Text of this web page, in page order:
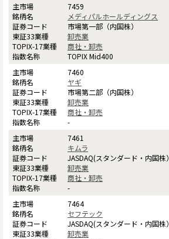
7459
メディパルホールディングス
市場第一部（内国株）
卸売業
商社・卸売
TOPIX Mid400
7460
ヤギ
市場第二部（内国株）
卸売業
商社・卸売
-
7461
キムラ
JASDAQ(スタンダード・内国株）
卸売業
商社・卸売
-
7464
セフテック
JASDAQ(スタンダード・内国株）
卸売業